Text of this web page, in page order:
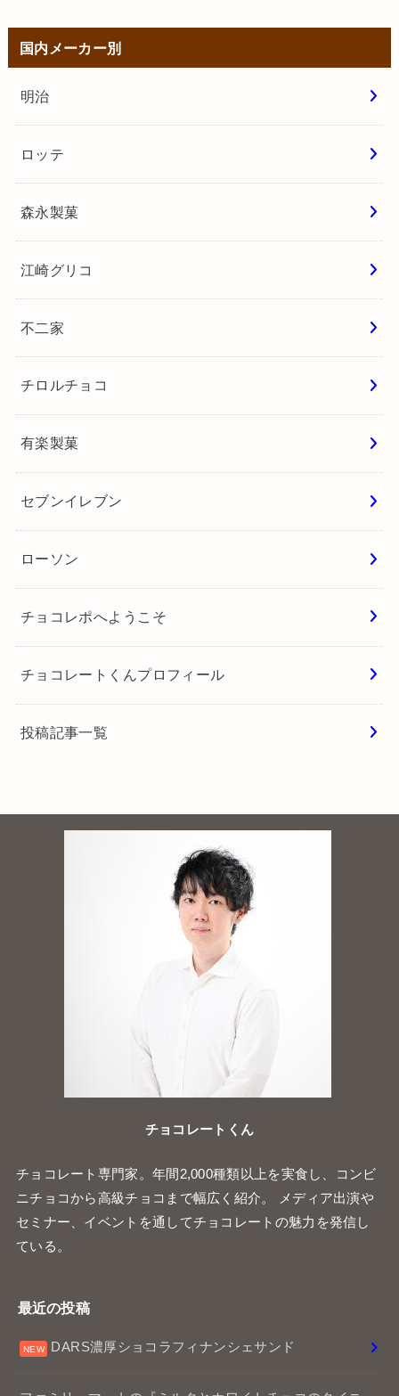
国内メーカー別
明治
ロッテ
森永製菓
江崎グリコ
不二家
チロルチョコ
有楽製菓
セブンイレブン
ローソン
チョコレポへようこそ
チョコレートくんプロフィール
投稿記事一覧
チョコレートくん
チョコレート専門家。年間2,000種類以上を実食し、コンビ
ニチョコから高級チョコまで幅広く紹介。 メディア出演や
セミナー、イベントを通してチョコレートの魅力を発信し
ている。
最近の投稿
DARS濃厚ショコラフィナンシェサンド